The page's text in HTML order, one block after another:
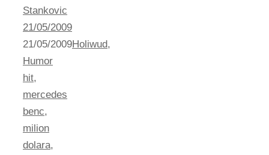
Stankovic
21/05/2009
21/05/2009Holiwud,
Humor
hit,
mercedes
benc,
milion
dolara,